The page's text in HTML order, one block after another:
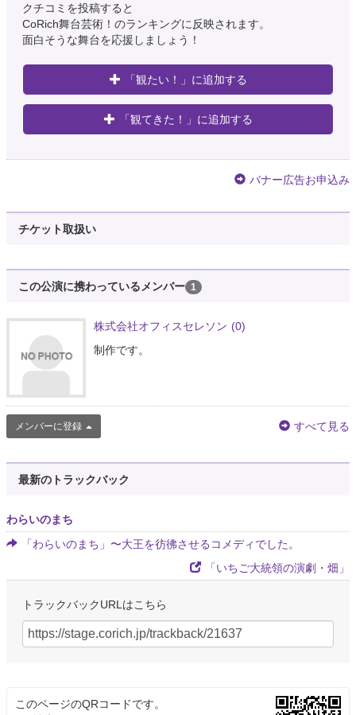
クチコミを投稿すると
CoRich舞台芸術！のランキングに反映されます。
面白そうな舞台を応援しましょう！
「観たい！」に追加する
「観てきた！」に追加する
バナー広告お申込み
チケット取扱い
この公演に携わっているメンバー 1
株式会社オフィスセレソン (0)
制作です。
メンバーに登録 すべて見る
最新のトラックバック
わらいのまち
「わらいのまち」〜大王を彷彿させるコメディでした。
「いちご大統領の演劇・畑」
トラックバックURLはこちら
このページのQRコードです。